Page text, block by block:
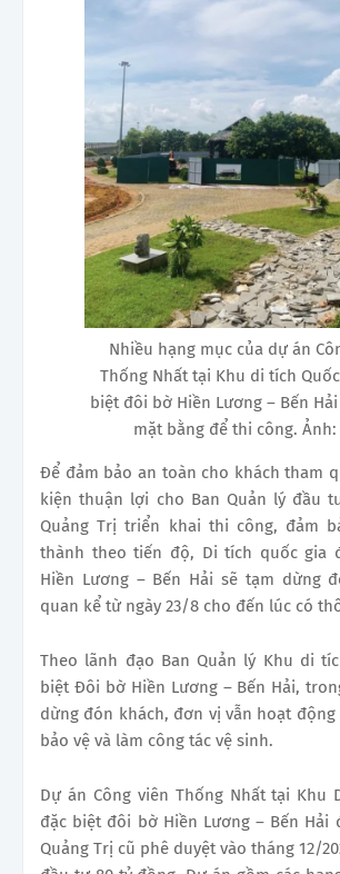
Nhiều hạng mục của dự án
Thống Nhất tại Khu di tích
biệt đôi bờ Hiền Lương – Bến
mặt bằng để thi công. Ảnh:
Để đảm bảo an toàn cho khách tham
kiện thuận lợi cho Ban Quản lý đầu
Quảng Trị triển khai thi công, đảm
thành theo tiến độ, Di tích quốc gia
Hiền Lương – Bến Hải sẽ tạm dừng
quan kể từ ngày 23/8 cho đến lúc có
Theo lãnh đạo Ban Quản lý Khu di
biệt Đôi bờ Hiền Lương – Bến Hải,
dừng đón khách, đơn vị vẫn hoạt
bảo vệ và làm công tác vệ sinh.
Dự án Công viên Thống Nhất tại Khu
đặc biệt đôi bờ Hiền Lương – Bến Hải
Quảng Trị cũ phê duyệt vào tháng 12/